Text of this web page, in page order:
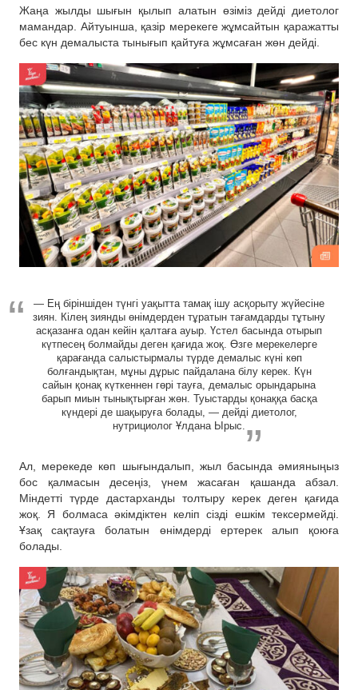
Жаңа жылды шығын қылып алатын өзіміз дейді диетолог
мамандар. Айтуынша, қазір мерекеге жұмсайтын қаражатты
бес күн демалыста тынығып қайтуға жұмсаған жөн дейді.
— Ең біріншіден түнгі уақытта тамақ ішу асқорыту жүйесіне
зиян. Кілең зиянды өнімдерден тұратын тағамдарды тұтыну
асқазанға одан кейін қалтаға ауыр. Үстел басында отырып
күтпесең болмайды деген қағида жоқ. Өзге мерекелерге
қарағанда салыстырмалы түрде демалыс күні көп
болғандықтан, мұны дұрыс пайдалана білу керек. Күн
сайын қонақ күткеннен гөрі тауға, демалыс орындарына
барып миын тынықтырған жөн. Туыстарды қонаққа басқа
күндері де шақыруға болады, — дейді диетолог,
нутрициолог Ұлдана Ырыс.
Ал, мерекеде көп шығындалып, жыл басында әмияныңыз
бос қалмасын десеңіз, үнем жасаған қашанда абзал.
Міндетті түрде дастарханды толтыру керек деген қағида
жоқ. Я болмаса әкімдіктен келіп сізді ешкім тексермейді.
Ұзақ сақтауға болатын өнімдерді ертерек алып қоюға
болады.